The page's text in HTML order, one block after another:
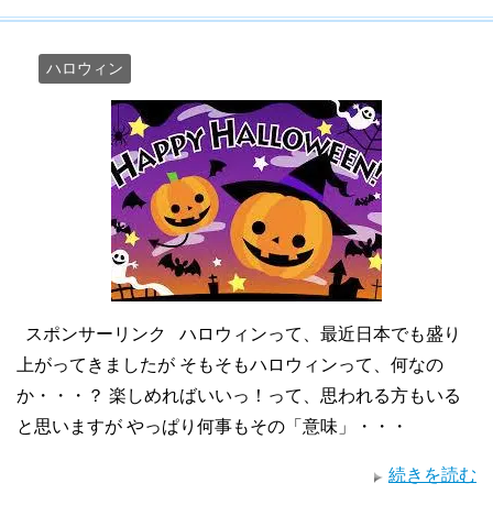
ハロウィン
スポンサーリンク ハロウィンって、最近日本でも盛り
上がってきましたが そもそもハロウィンって、何なの
か・・・？ 楽しめればいいっ！って、思われる方もいる
と思いますが やっぱり何事もその「意味」・・・
続きを読む